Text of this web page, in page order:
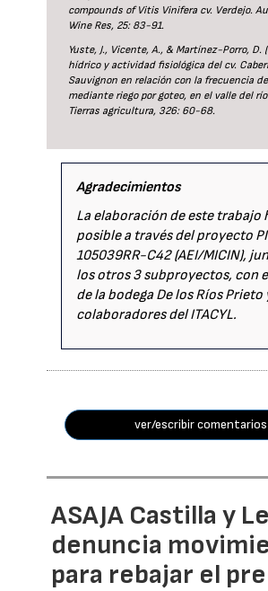
compounds of Vitis Vinifera cv. Verdejo.
Wine Res, 25: 83-91.
Yuste, J., Vicente, A., & Martínez-Porro, D.
hídrico y actividad fisiológica del cv.
Sauvignon en relación con la frecuencia
mediante riego por goteo, en el valle del
Tierras agricultura, 326: 60-68.
Agradecimientos
La elaboración de este trabajo
posible a través del proyecto
105039RR-C42 (AEI/MICIN),
los otros 3 subproyectos, con
de la bodega De los Ríos Prieto
colaboradores del ITACYL.
ver/escribir comentarios
ASAJA Castilla y
denuncia
para rebajar el